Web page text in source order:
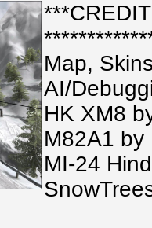
Map,
AI/
HK XM8
M82A1
MI-24